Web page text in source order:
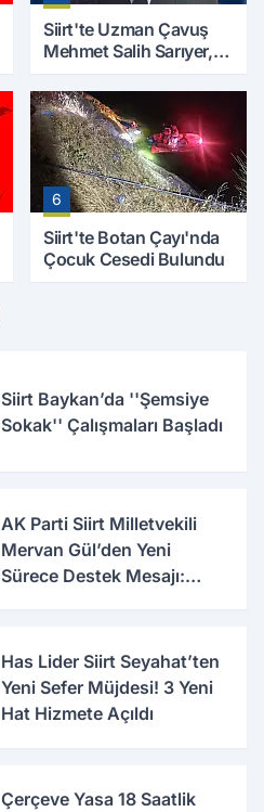
Siirt'te Uzman Çavuş
Mehmet Salih Sarıyer,
6
Siirt'te Botan Çayı'nda
Çocuk Cesedi Bulundu
Siirt Baykan’da ''Şemsiye
Sokak'' Çalışmaları Başladı
AK Parti Siirt Milletvekili
Mervan Gül’den Yeni
Sürece Destek Mesajı:
Has Lider Siirt Seyahat’ten
Yeni Sefer Müjdesi! 3 Yeni
Hat Hizmete Açıldı
Çerçeve Yasa 18 Saatlik